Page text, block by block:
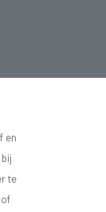
en
te